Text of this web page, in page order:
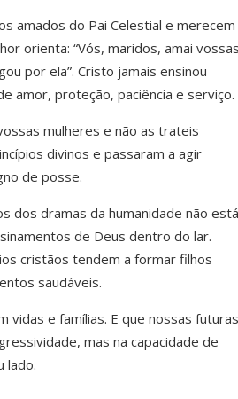
amados do Pai Celestial e merecem
orienta: “Vós, maridos, amai vossas
por ela”. Cristo jamais ensinou
amor, proteção, paciência e serviço.
mulheres e não as trateis
divinos e passaram a agir
de posse.
dos dramas da humanidade não está
de Deus dentro do lar.
cristãos tendem a formar filhos
saudáveis.
e famílias. E que nossas futuras
mas na capacidade de
lado.